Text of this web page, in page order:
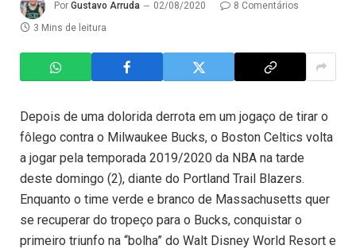
Por Gustavo Arruda 02/08/2020
8 Comentários
3 Mins de leitura
Depois de uma dolorida derrota em um jogaço de tirar o
fôlego contra o Milwaukee Bucks, o Boston Celtics volta
a jogar pela temporada 2019/2020 da NBA na tarde
deste domingo (2), diante do Portland Trail Blazers.
Enquanto o time verde e branco de Massachusetts quer
se recuperar do tropeço para o Bucks, conquistar o
primeiro triunfo na “bolha” do Walt Disney World Resort e